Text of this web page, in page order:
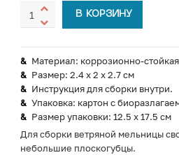
В КОРЗИНУ
Материал: коррозионно-
Размер: 2.4 х 2 х 2.7 см
Инструкция для сборки внутри.
Упаковка: картон с
Размер упаковки: 12.5 х 17.5 см
Для сборки ветряной мельницы
небольшие плоскогубцы.